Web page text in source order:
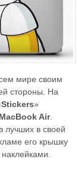
мире своим
стороны. На
Stickers»
MacBook Air.
лучших в своей
его крышку